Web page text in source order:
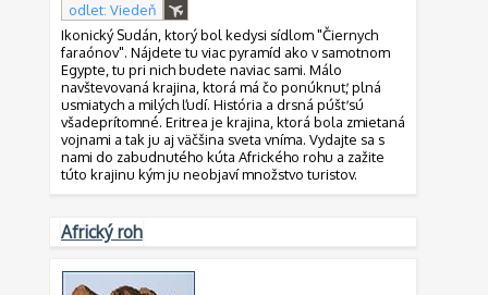
odlet: Viedeň
Ikonický Sudán, ktorý bol kedysi sídlom "Čiernych
faraónov". Nájdete tu viac pyramíd ako v samotnom
Egypte, tu pri nich budete naviac sami. Málo
navštevovaná krajina, ktorá má čo ponúknuť, plná
usmiatych a milých ľudí. História a drsná púšť sú
všadeprítomné. Eritrea je krajina, ktorá bola zmietaná
vojnami a tak ju aj väčšina sveta vníma. Vydajte sa s
nami do zabudnutého kúta Afrického rohu a zažite
túto krajinu kým ju neobjaví množstvo turistov.
Africký roh